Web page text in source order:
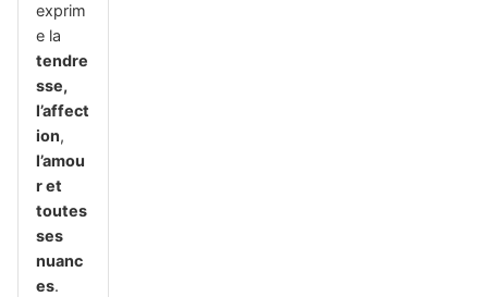
exprim
e la
tendre
sse,
l’affect
ion,
l’amou
r et
toutes
ses
nuanc
es.